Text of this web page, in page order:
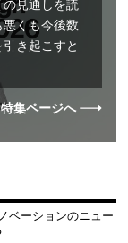
の見通しを読
くも今後数
き起こすと
特集ページへ
ベーションのニュー